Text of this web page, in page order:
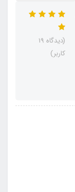
(دیدگاه 19
کاربر)